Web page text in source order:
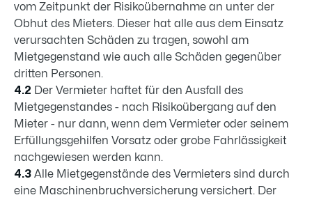
vom Zeitpunkt der Risikoübernahme an unter der
Obhut des Mieters. Dieser hat alle aus dem Einsatz
verursachten Schäden zu tragen, sowohl am
Mietgegenstand wie auch alle Schäden gegenüber
dritten Personen.
4.2 Der Vermieter haftet für den Ausfall des
Mietgegenstandes - nach Risikoübergang auf den
Mieter - nur dann, wenn dem Vermieter oder seinem
Erfüllungsgehilfen Vorsatz oder grobe Fahrlässigkeit
nachgewiesen werden kann.
4.3 Alle Mietgegenstände des Vermieters sind durch
eine Maschinenbruchversicherung versichert. Der